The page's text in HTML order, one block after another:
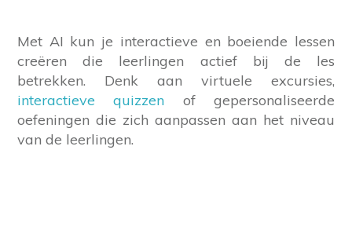
Met AI kun je interactieve en boeiende lessen
creëren die leerlingen actief bij de les
betrekken. Denk aan virtuele excursies,
interactieve quizzen of gepersonaliseerde
oefeningen die zich aanpassen aan het niveau
van de leerlingen.